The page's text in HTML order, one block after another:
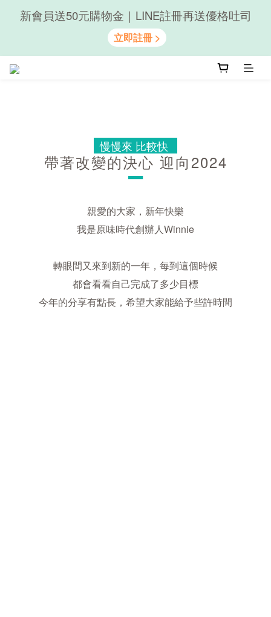
隨心享受｜貝果任選6組$899
新會員送50元購物金｜LINE註冊再送優格吐司
慢慢來 比較快
帶著改變的決心 迎向2024
－
親愛的大家，新年快樂
我是原味時代創辦人Winnie
轉眼間又來到新的一年，每到這個時候
都會看看自己完成了多少目標
今年的分享有點長，希望大家能給予些許時間